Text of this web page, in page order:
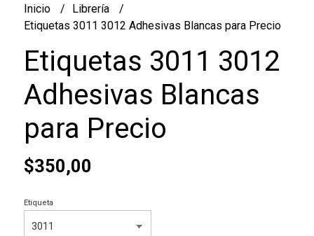
Inicio
Librería
Etiquetas 3011 3012 Adhesivas Blancas para Precio
Etiquetas 3011 3012
Adhesivas Blancas
para Precio
$350,00
Etiqueta